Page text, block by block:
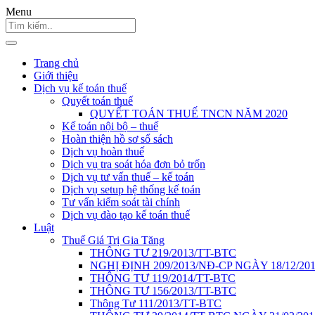
Menu
Trang chủ
Giới thiệu
Dịch vụ kế toán thuế
Quyết toán thuế
QUYẾT TOÁN THUẾ TNCN NĂM 2020
Kế toán nội bộ – thuế
Hoàn thiện hồ sơ sổ sách
Dịch vụ hoàn thuế
Dịch vụ tra soát hóa đơn bỏ trốn
Dịch vụ tư vấn thuế – kế toán
Dịch vụ setup hệ thống kế toán
Tư vấn kiểm soát tài chính
Dịch vụ đào tạo kế toán thuế
Luật
Thuế Giá Trị Gia Tăng
THÔNG TƯ 219/2013/TT-BTC
NGHỊ ĐỊNH 209/2013/NĐ-CP NGÀY 18/12/
THÔNG TƯ 119/2014/TT-BTC
THÔNG TƯ 156/2013/TT-BTC
Thông Tư 111/2013/TT-BTC